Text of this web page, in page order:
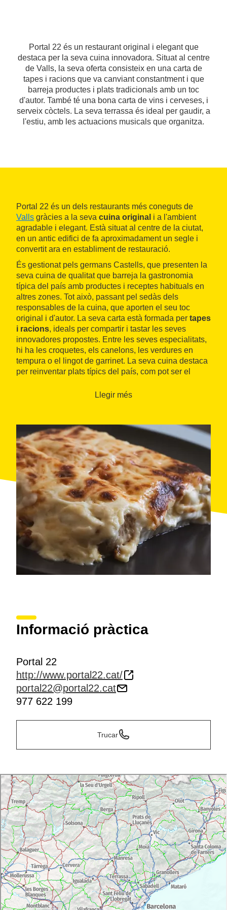
Portal 22 és un restaurant original i elegant que
destaca per la seva cuina innovadora. Situat al centre
de Valls, la seva oferta consisteix en una carta de
tapes i racions que va canviant constantment i que
barreja productes i plats tradicionals amb un toc
d'autor. També té una bona carta de vins i cerveses, i
serveix còctels. La seva terrassa és ideal per gaudir, a
l'estiu, amb les actuacions musicals que organitza.
Portal 22 és un dels restaurants més coneguts de
Valls gràcies a la seva cuina original i a l'ambient
agradable i elegant. Està situat al centre de la ciutat,
en un antic edifici de fa aproximadament un segle i
convertit ara en establiment de restauració.
És gestionat pels germans Castells, que presenten la
seva cuina de qualitat que barreja la gastronomia
típica del país amb productes i receptes habituals en
altres zones. Tot això, passant pel sedàs dels
responsables de la cuina, que aporten el seu toc
original i d'autor. La seva carta està formada per tapes
i racions, ideals per compartir i tastar les seves
innovadores propostes. Entre les seves especialitats,
hi ha les croquetes, els canelons, les verdures en
tempura o el lingot de garrinet. La seva cuina destaca
per reinventar plats típics del país, com pot ser el
carta és viva i canvia constantment.
celler climatitzat per mantenir les millors
característiques d'aquests productes. També serveix
copes i té bons espais per poder gaudir-ne amb
tranquil·litat abans o després d'un àpat. D'una banda,
hi ha una zona de bar i, de l'altra, la seva acollidora
terrassa, on a l'estiu organitzs actuacions musicals.
Llegir més
Informació pràctica
Portal 22
http://www.portal22.cat/
portal22@portal22.cat
977 622 199
Trucar